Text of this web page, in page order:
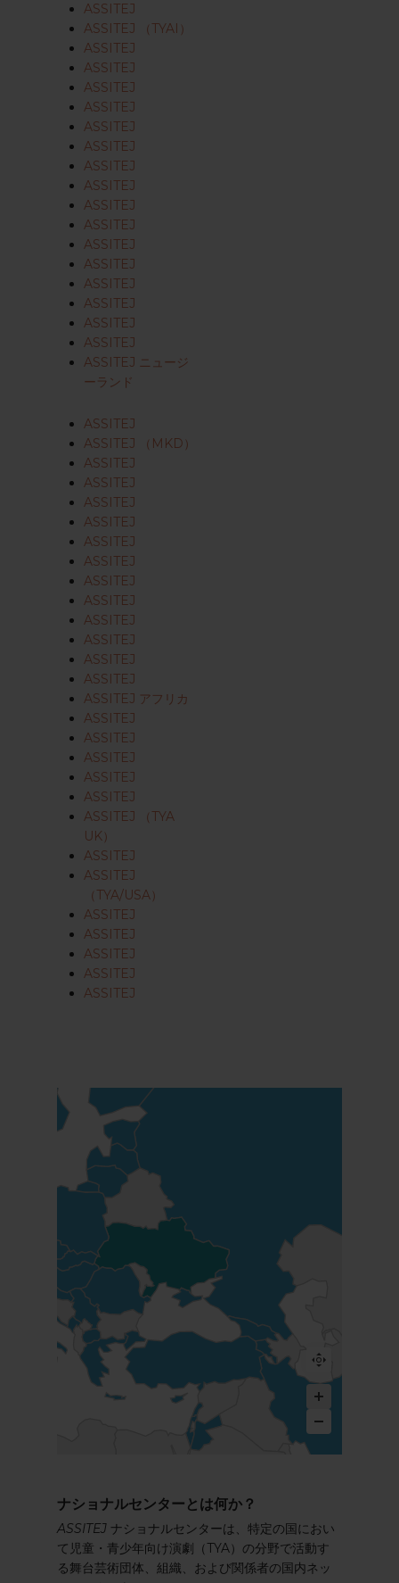
ASSITEJ
ASSITEJ （TYAI）
ASSITEJ
ASSITEJ
ASSITEJ
ASSITEJ
ASSITEJ
ASSITEJ
ASSITEJ
ASSITEJ
ASSITEJ
ASSITEJ
ASSITEJ
ASSITEJ
ASSITEJ
ASSITEJ
ASSITEJ
ASSITEJ
ASSITEJ ニュージ
ーランド
ASSITEJ
ASSITEJ （MKD）
ASSITEJ
ASSITEJ
ASSITEJ
ASSITEJ
ASSITEJ
ASSITEJ
ASSITEJ
ASSITEJ
ASSITEJ
ASSITEJ
ASSITEJ
ASSITEJ
ASSITEJ アフリカ
ASSITEJ
ASSITEJ
ASSITEJ
ASSITEJ
ASSITEJ
ASSITEJ （TYA
UK）
ASSITEJ
ASSITEJ
（TYA/USA）
ASSITEJ
ASSITEJ
ASSITEJ
ASSITEJ
ASSITEJ
ナショナルセンターとは何か？
ASSITEJ ナショナルセンターは、特定の国におい
て児童・青少年向け演劇（TYA）の分野で活動す
る舞台芸術団体、組織、および関係者の国内ネッ